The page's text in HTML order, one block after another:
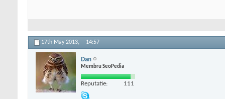
17th May 2013, 14:57
Dan
Membru SeoPedia
Reputatie: 111